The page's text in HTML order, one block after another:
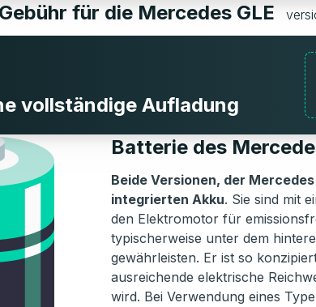
für die Mercedes GLE
vollständige Aufladung
Batterie des
Beide Versionen, der
integrierten Akku. Sie sind mit
den Elektromotor für
typischerweise unter dem
gewährleisten. Er ist so
ausreichende elektrische
wird. Bei Verwendung eines